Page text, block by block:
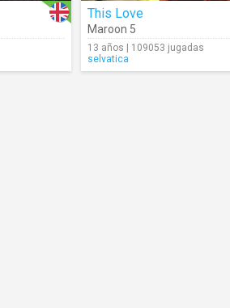
This Love
Maroon 5
13 años | 109053 jugadas
selvatica